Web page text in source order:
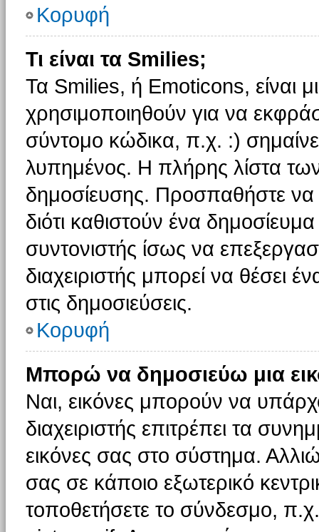
Κορυφή
Τι είναι τα Smilies;
Τα Smilies, ή Emoticons, είναι
χρησιμοποιηθούν για να
σύντομο κώδικα, π.χ. :)
λυπημένος. Η πλήρης λίστα των
δημοσίευσης. Προσπαθήστε να
διότι καθιστούν ένα
συντονιστής ίσως να
διαχειριστής μπορεί να θέσει
στις δημοσιεύσεις.
Κορυφή
Μπορώ να δημοσιεύω μια
Ναι, εικόνες μπορούν να
διαχειριστής επιτρέπει τα
εικόνες σας στο σύστημα.
σας σε κάποιο εξωτερικό
τοποθετήσετε το σύνδεσμο,